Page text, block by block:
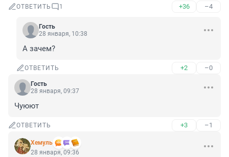
ОТВЕТИТЬ 1 +36 –4
Гость
28 января, 10:38
А зачем?
ОТВЕТИТЬ +2 –0
Гость
28 января, 09:37
Чуюют
ОТВЕТИТЬ +3 –1
Xемуль
28 января, 09:36